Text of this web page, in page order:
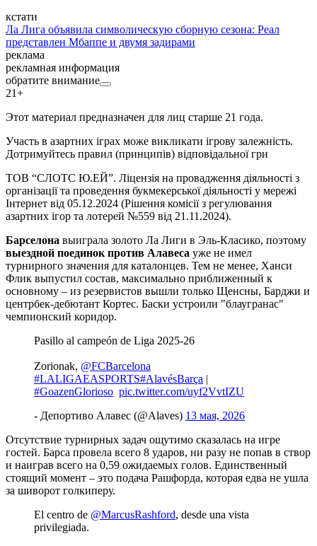
кстати
Ла Лига объявила символическую сборную сезона: Реал
представлен Мбаппе и двумя задирами
реклама
рекламная информация
обратите внимание
21+
Этот материал предназначен для лиц старше 21 года.
Участь в азартних іграх може викликати ігрову залежність.
Дотримуйтесь правил (принципів) відповідальної гри
ТОВ “СЛОТС Ю.ЕЙ”. Ліцензія на провадження діяльності з
організації та проведення букмекерської діяльності у мережі
Інтернет від 05.12.2024 (Рішення комісії з регулювання
азартних ігор та лотерей №559 від 21.11.2024).
Барселона выиграла золото Ла Лиги в Эль-Класико, поэтому
выездной поединок против Алавеса уже не имел
турнирного значения для каталонцев. Тем не менее, Ханси
Флик выпустил состав, максимально приближенный к
основному – из резервистов вышли только Щенсны, Барджи и
центрбек-дебютант Кортес. Баски устроили "блаугранас"
чемпионский коридор.
Pasillo al campeón de Liga 2025-26
Zorionak, @FCBarcelona
#LALIGAEASPORTS#AlavésBarça |
#GoazenGlorioso pic.twitter.com/uyf2VvtIZU
- Депортиво Алавес (@Alaves) 13 мая, 2026
Отсутствие турнирных задач ощутимо сказалась на игре
гостей. Барса провела всего 8 ударов, ни разу не попав в створ
и наиграв всего на 0,59 ожидаемых голов. Единственный
стоящий момент – это подача Рашфорда, которая едва не ушла
за шиворот голкиперу.
El centro de @MarcusRashford, desde una vista
privilegiada.